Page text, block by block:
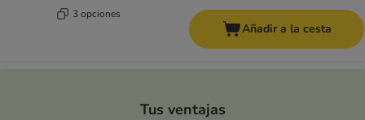
3 opciones
Añadir a la cesta
Tus ventajas